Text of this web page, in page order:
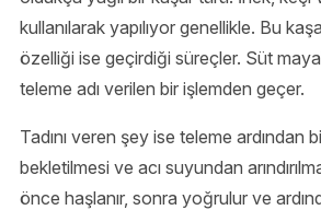
kullanılarak yapılıyor genellikle. Bu
özelliği ise geçirdiği süreçler. Süt
teleme adı verilen bir işlemden geçer.
Tadını veren şey ise teleme ardından
bekletilmesi ve acı suyundan
önce haşlanır, sonra yoğrulur ve